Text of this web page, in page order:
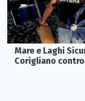
Mare e Laghi
Corigliano